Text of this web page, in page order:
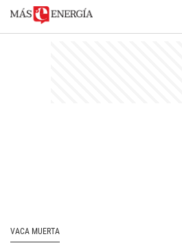
VACA MUERTA